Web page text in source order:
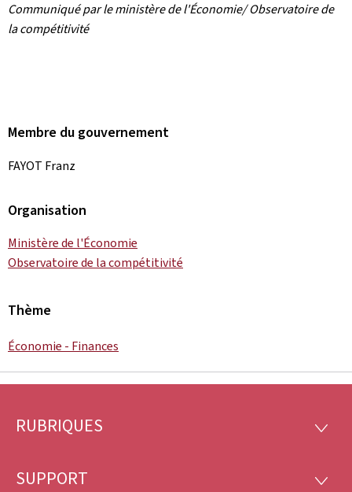
Communiqué par le ministère de l'Économie/ Observatoire de
la compétitivité
Membre du gouvernement
FAYOT Franz
Organisation
Ministère de l'Économie
Observatoire de la compétitivité
Thème
Économie - Finances
Pied
RUBRIQUES
SUPPORT